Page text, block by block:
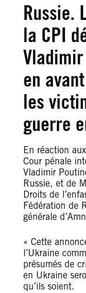
Russie.
la CPI
en
les
guerre
En réaction
Cour pénale
Vladimir
Russie, et de
Droits de
Fédération de
générale
« Cette
l’Ukraine
présumés de
en Ukraine
qu’ils soient.